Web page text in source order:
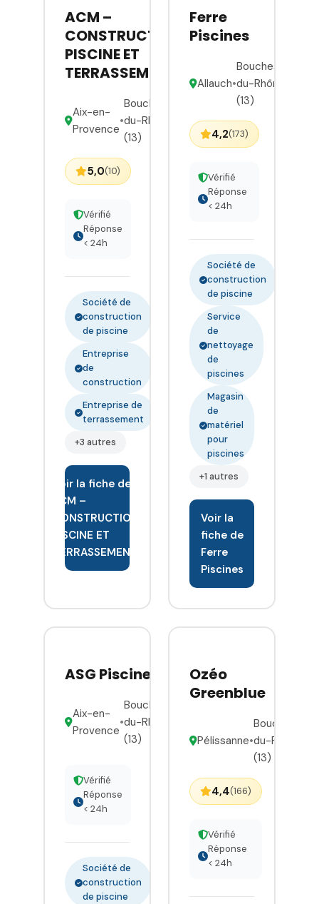
ACM –
CONSTRUCTION,
PISCINE ET
TERRASSEMENT
Aix-en-
Provence
•
Bouches-
du-Rhône
(13)
5,0(10)
Vérifié
Réponse
< 24h
Société de
construction
de piscine
Entreprise
de
construction
Entreprise de
terrassement
+3 autres
Voir la fiche de
ACM –
CONSTRUCTION,
PISCINE ET
TERRASSEMENT
Ferre
Piscines
Allauch•
Bouches-
du-Rhône
(13)
4,2(173)
Vérifié
Réponse
< 24h
Société de
construction
de piscine
Service
de
nettoyage
de
piscines
Magasin
de
matériel
pour
piscines
+1 autres
Voir la
fiche de
Ferre
Piscines
ASG Piscine
Aix-en-
Provence
•
Bouches-
du-Rhône
(13)
Vérifié
Réponse
< 24h
Société de
construction
de piscine
Ozéo
Greenblue
Pélissanne•
Bouches-
du-Rhône
(13)
4,4(166)
Vérifié
Réponse
< 24h